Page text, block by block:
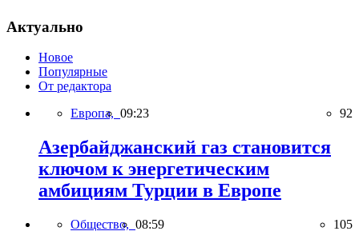
Актуально
Новое
Популярные
От редактора
Европа, 09:23 92
Азербайджанский газ становится
ключом к энергетическим
амбициям Турции в Европе
Общество, 08:59 105